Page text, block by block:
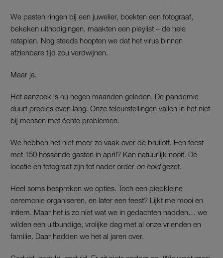
We pasten ringen bij een juwelier, boekten een fotograaf,
bekeken uitnodigingen, maakten een playlist – de hele
rataplan. Nog steeds hoopten we dat het virus binnen
afzienbare tijd zou verdwijnen.
Maar ja.
Het aanzoek is nu negen maanden geleden. De pandemie
duurt precies even lang. Onze teleurstellingen vallen in het niet
bij mensen met échte problemen.
We hebben het niet meer zo vaak over de bruiloft. Een feest
met 150 hossende gasten in april? Kan natuurlijk nooit. De
locatie en fotograaf zijn tot nader order on holdgezet.
Heel soms bespreken we opties. Toch een piepkleine
ceremonie organiseren, en later een feest? Lijkt me mooi en
intiem. Maar het is zo níet wat we in gedachten hadden… we
wilden een uitbundige, vrolijke dag met al onze vrienden en
familie. Daar hadden we het al jaren over.